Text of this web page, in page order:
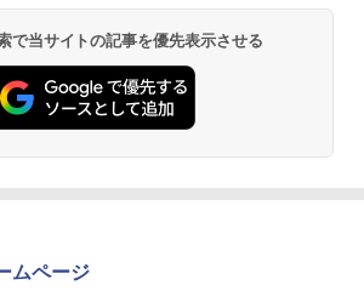
で当サイトの記事を優先表示させる
ムページ